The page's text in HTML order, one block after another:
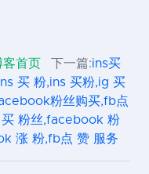
客首页 下一篇:ins买
买 粉,ins 买粉,ig 买
粉丝购买,fb点
粉丝,facebook 粉
涨 粉,fb点 赞 服务